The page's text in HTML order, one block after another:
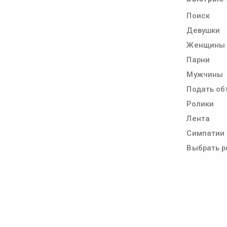
Поиск
Девушки
Женщины
Парни
Мужчины
Подать
Ролики
Лента
Симпатии
Выбрать